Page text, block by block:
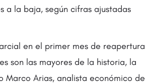
a la baja, según cifras ajustadas
en el primer mes de reapertura
son las mayores de la historia, la
Arias, analista económico de